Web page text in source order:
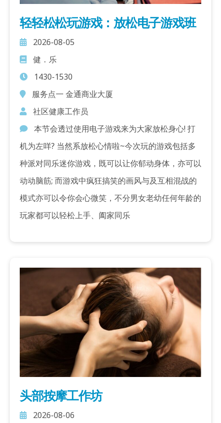
轻轻松松玩游戏：放松电子游戏班
2026-08-05
健．乐
1430-1530
服务点一 金通商业大厦
社区健康工作员
本节会透过使用电子游戏来为大家放松身心! 打
机为左咩? 当然系放松心情啦~今次玩的游戏包括多
种派对同乐迷你游戏，既可以让你郁动身体，亦可以
动动脑筋; 而游戏中疯狂搞笑的画风与及互相混战的
模式亦可以令你会心微笑，不分男女老幼任何年龄的
玩家都可以轻松上手、阖家同乐
头部按摩工作坊
2026-08-06